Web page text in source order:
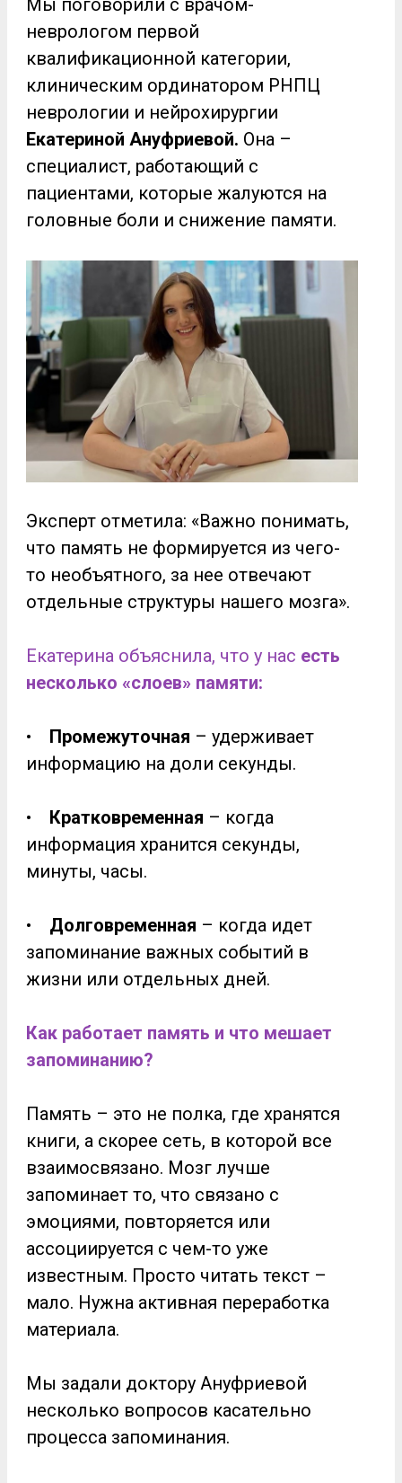
Мы поговорили с врачом-
неврологом первой
квалификационной категории,
клиническим ординатором РНПЦ
неврологии и нейрохирургии
Екатериной Ануфриевой. Она –
специалист, работающий с
пациентами, которые жалуются на
головные боли и снижение памяти.
Эксперт отметила: «Важно понимать,
что память не формируется из чего-
то необъятного, за нее отвечают
отдельные структуры нашего мозга».
Екатерина объяснила, что у нас есть
несколько «слоев» памяти:
• Промежуточная – удерживает
информацию на доли секунды.
• Кратковременная – когда
информация хранится секунды,
минуты, часы.
• Долговременная – когда идет
запоминание важных событий в
жизни или отдельных дней.
Как работает память и что мешает
запоминанию?
Память – это не полка, где хранятся
книги, а скорее сеть, в которой все
взаимосвязано. Мозг лучше
запоминает то, что связано с
эмоциями, повторяется или
ассоциируется с чем-то уже
известным. Просто читать текст –
мало. Нужна активная переработка
материала.
Мы задали доктору Ануфриевой
несколько вопросов касательно
процесса запоминания.